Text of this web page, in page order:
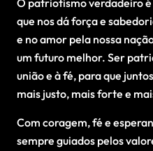
O patriotismo verdadeiro
que nos dá força e
e no amor pela nossa
um futuro melhor. Ser
união e à fé, para que
mais justo, mais forte e
Com coragem, fé e
sempre guiados pelos